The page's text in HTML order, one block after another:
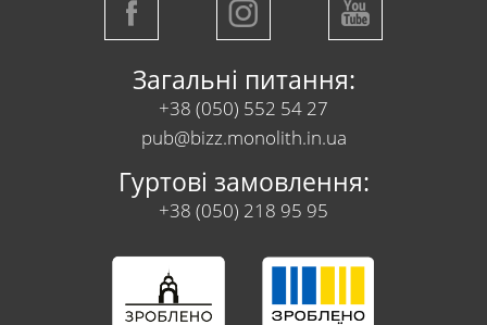
Загальні питання:
+38 (050) 552 54 27
pub@bizz.monolith.in.ua
Гуртові замовлення:
+38 (050) 218 95 95